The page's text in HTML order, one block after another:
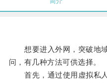
想要进入外网，突破地域
问，有几种方法可供选择。
首先，通过使用虚拟私人